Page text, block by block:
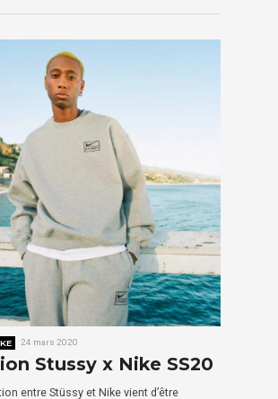
24 mars 2020
Stussy x Nike SS20
entre Stüssy et Nike vient d’être